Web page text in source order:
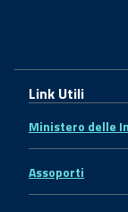
Link Utili
Ministero delle
Assoporti